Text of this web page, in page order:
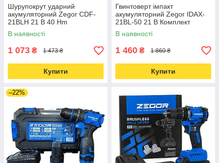
Шурупокрут ударний
акумуляторний Zegor CDF-
21BLH 21 В 40 Hm
В наявності
1 073 ₴ 1 473 ₴
Купити
Гвинтоверт імпакт
акумуляторний Zegor IDAX-
21BL-50 21 В Комплект
В наявності
1 460 ₴ 1 860 ₴
Купити
–22%